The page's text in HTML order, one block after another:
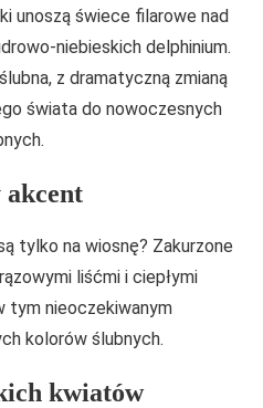
unoszą świece filarowe nad
niebieskich delphinium.
z dramatyczną zmianą
świata do nowoczesnych
akcent
tylko na wiosnę? Zakurzone
liśćmi i ciepłymi
tym nieoczekiwanym
kolorów ślubnych.
kwiatów